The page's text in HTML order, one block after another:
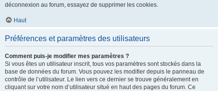
déconnexion au forum, essayez de supprimer les cookies.
Haut
Préférences et paramètres des utilisateurs
Comment puis-je modifier mes paramètres ?
Si vous êtes un utilisateur inscrit, tous vos paramètres sont stockés dans la
base de données du forum. Vous pouvez les modifier depuis le panneau de
contrôle de l’utilisateur. Le lien vers ce dernier se trouve généralement en
cliquant sur votre nom d’utilisateur situé en haut des pages du forum. Ce